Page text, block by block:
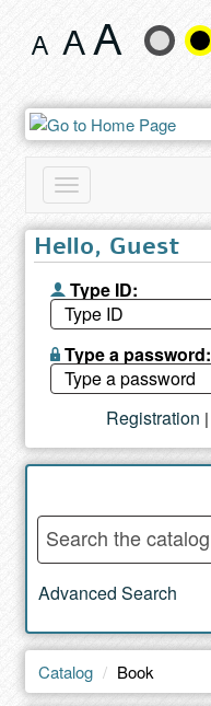
Change
size
and
color
Toggle
navigation
Hello, Guest
Type ID:
Type a password:
|
Registration
Enter
words
to
search
catalog
Advanced Search
Catalog Book